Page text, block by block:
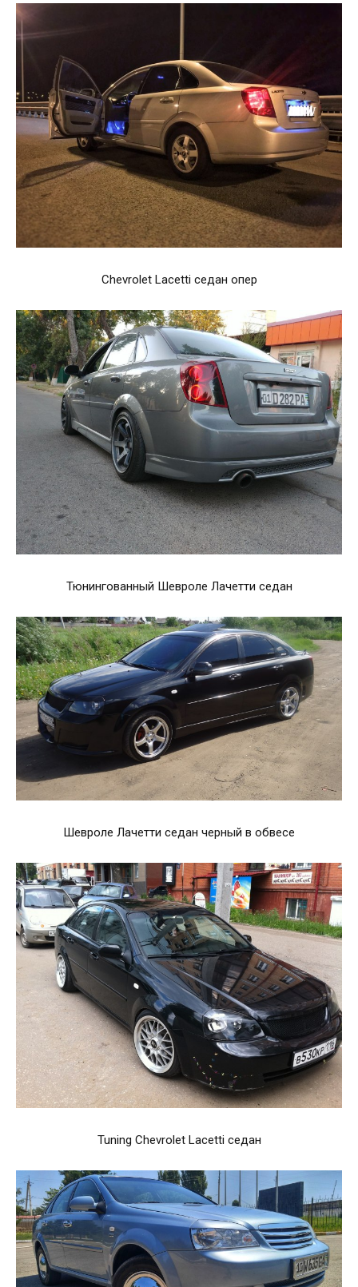
Chevrolet Lacetti седан опер
Тюнингованный Шевроле Лачетти седан
Шевроле Лачетти седан черный в обвесе
Tuning Chevrolet Lacetti седан